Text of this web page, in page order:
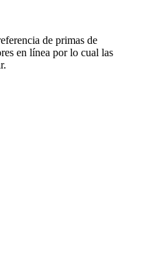
de primas de
en línea por lo cual las